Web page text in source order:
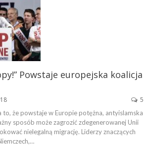
Powstaje europejska koalicja
5
to, że powstaje w Europie potężna, antyislamska
sposób może zagrozić zdegenerowanej Unii
nielegalną migrację. Liderzy znaczących